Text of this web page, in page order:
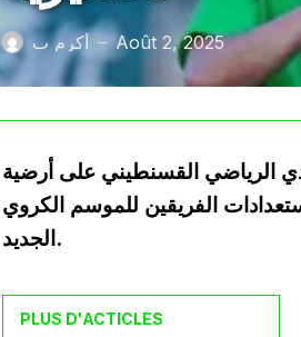
أكرم ب — Août 2, 2025
الرياضي القسنطيني على أرضية
بنتيجة 2-2، في إطار استعدادات الفريقين للموسم الكروي
الجديد.
PLUS D'ACTICLES